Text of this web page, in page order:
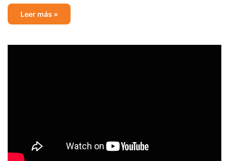
Leer más »